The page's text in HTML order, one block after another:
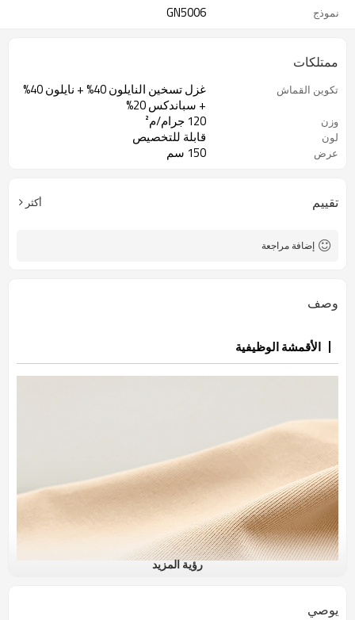
نموذج GN5006
ممتلكات
تكوين القماش
غزل تسخين النايلون 40% + نايلون 40%
+ سباندكس 20%
وزن 120 جرام/م²
لون قابلة للتخصيص
عرض 150 سم
تقييم أكثر
إضافة مراجعة
وصف
الأقمشة الوظيفية
رؤية المزيد
يوصي